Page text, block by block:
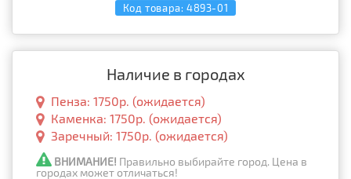
Код товара: 4893-01
Наличие в городах
Пенза: 1750р. (ожидается)
Каменка: 1750р. (ожидается)
Заречный: 1750р. (ожидается)
ВНИМАНИЕ! Правильно выбирайте город. Цена в
городах может отличаться!